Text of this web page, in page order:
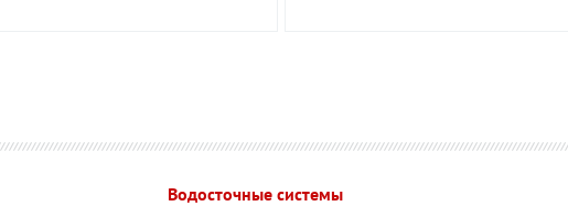
Водосточные системы